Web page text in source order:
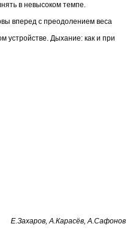
в невысоком темпе.
вперед с преодолением веса
устройстве. Дыхание: как и при
Е.Захаров, А.Карасёв, А.Сафонов